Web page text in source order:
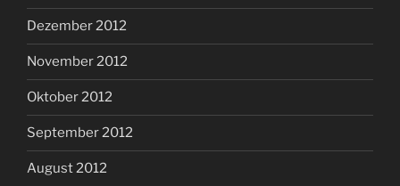
Dezember 2012
November 2012
Oktober 2012
September 2012
August 2012